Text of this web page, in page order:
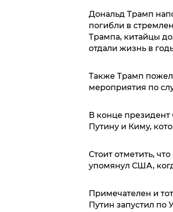
Дональд Трамп
погибли в
Трампа, китайцы
отдали жизнь в
Также Трамп
мероприятия по
В конце
Путину и Киму,
Стоит отметить,
упомянул США,
Примечателен и
Путин запустил по